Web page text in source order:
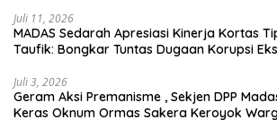
Juli 11, 2026
MADAS Sedarah Apresiasi Kinerja Kortas
Taufik: Bongkar Tuntas Dugaan Korupsi
Juli 3, 2026
Geram Aksi Premanisme , Sekjen DPP Madas Sedarah Kecam
Keras Oknum